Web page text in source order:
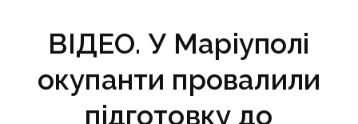
ВІДЕО. У Маріуполі
окупанти провалили
підготовку до